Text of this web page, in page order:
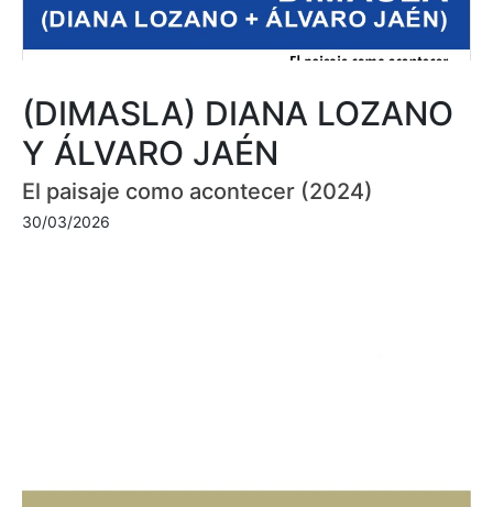
(DIMASLA) DIANA LOZANO
Y ÁLVARO JAÉN
El paisaje como acontecer (2024)
30/03/2026